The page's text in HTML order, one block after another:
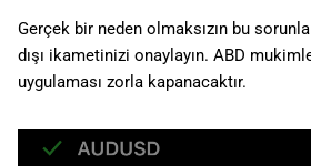
Gerçek bir neden olmaksızın bu sorunla
dışı ikametinizi onaylayın. ABD
uygulaması zorla kapanacaktır.